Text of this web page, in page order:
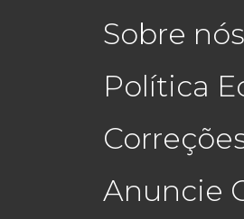
Sobre nós
Política
Anuncie